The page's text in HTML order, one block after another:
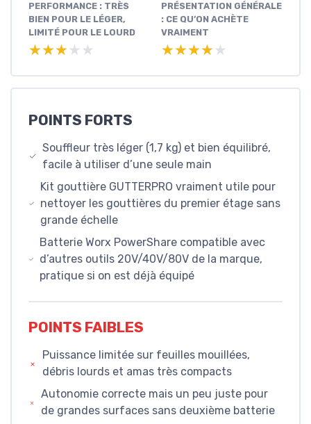
PERFORMANCE : TRÈS
BIEN POUR LE LÉGER,
LIMITÉ POUR LE LOURD
★★★★★
★★★★★
PRÉSENTATION GÉNÉRALE
: CE QU’ON ACHÈTE
VRAIMENT
★★★★★
★★★★★
POINTS FORTS
Souffleur très léger (1,7 kg) et bien équilibré,
facile à utiliser d’une seule main
Kit gouttière GUTTERPRO vraiment utile pour
nettoyer les gouttières du premier étage sans
grande échelle
Batterie Worx PowerShare compatible avec
d’autres outils 20V/40V/80V de la marque,
pratique si on est déjà équipé
POINTS FAIBLES
Puissance limitée sur feuilles mouillées,
débris lourds et amas très compacts
Autonomie correcte mais un peu juste pour
de grandes surfaces sans deuxième batterie